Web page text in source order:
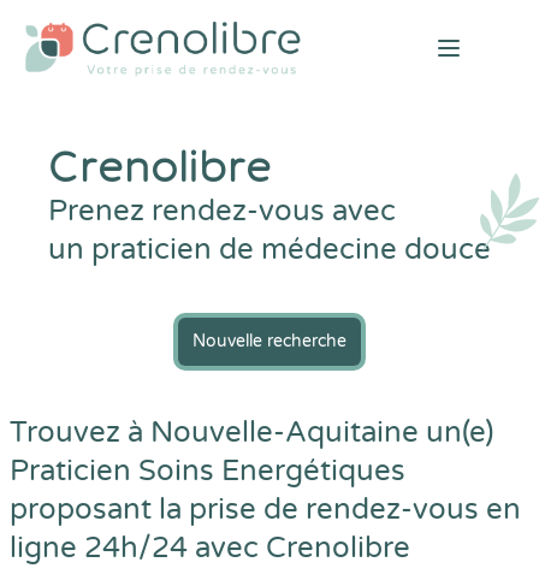
Open
Crenolibre
Prenez rendez-vous avec
un praticien de médecine douce
Nouvelle recherche
Trouvez à Nouvelle-Aquitaine un(e)
Praticien Soins Energétiques
proposant la prise de rendez-vous en
ligne 24h/24 avec Crenolibre